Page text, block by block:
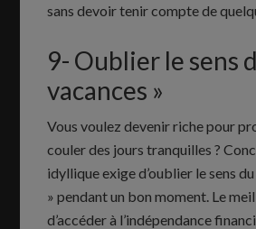
sans devoir tenir compte de
9- Oublier le sens
vacances »
Vous voulez devenir riche pour
couler des jours tranquilles ?
idyllique exige d’oublier le sens
» pendant un bon moment. Le
d’accéder à l’indépendance